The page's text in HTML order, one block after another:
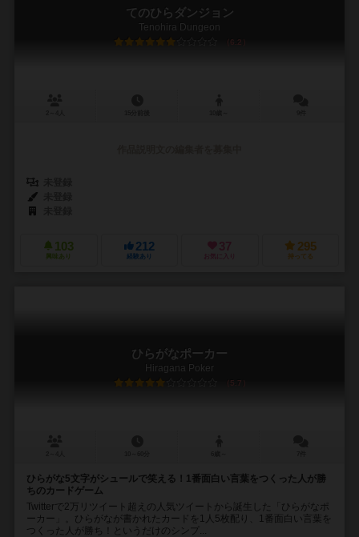
てのひらダンジョン
Tenohira Dungeon
6.2
103
興味あり
212
経験あり
37
お気に入り
295
持ってる
ひらがなポーカー
Hiragana Poker
5.7
ひらがな5文字がシュールで笑える！1番面白い言葉をつくった人が勝
ちのカードゲーム
Twitterで2万リツイート超えの人気ツイートから誕生した「ひらがなポ
ーカー」。ひらがなが書かれたカードを1人5枚配り、1番面白い言葉を
つくった人が勝ち！というだけのシンプ...